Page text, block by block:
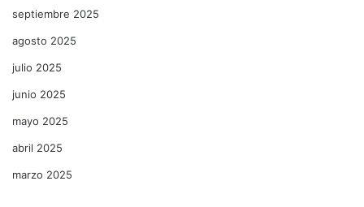
septiembre 2025
agosto 2025
julio 2025
junio 2025
mayo 2025
abril 2025
marzo 2025